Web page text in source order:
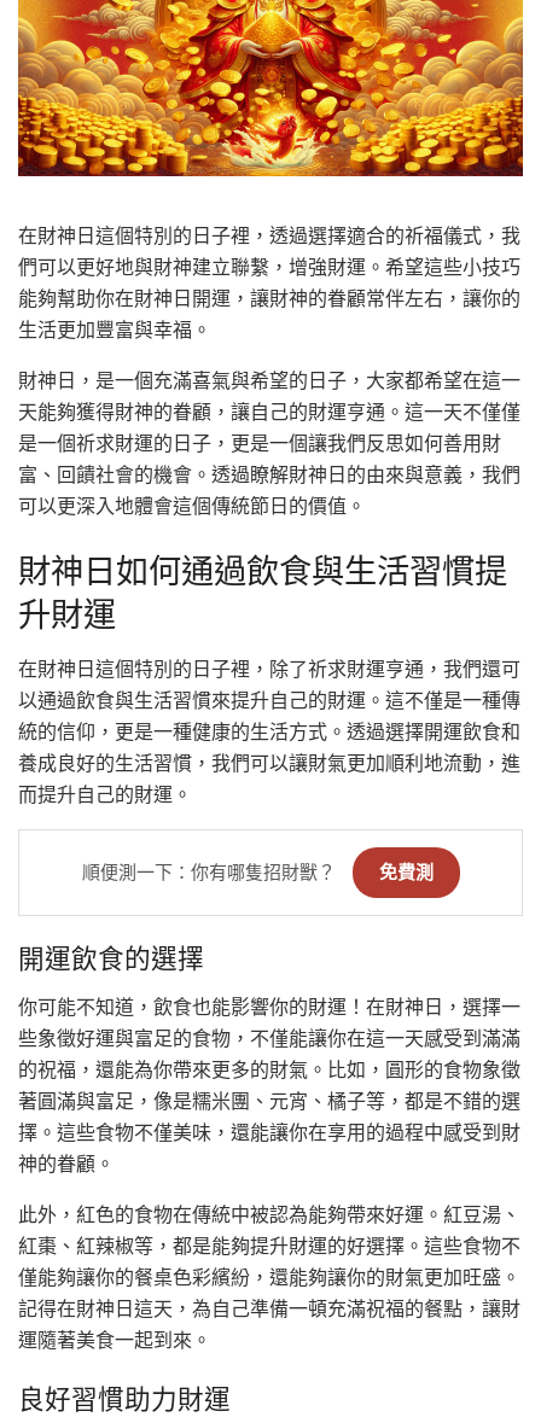
在財神日這個特別的日子裡，透過選擇適合的祈福儀式，我
們可以更好地與財神建立聯繫，增強財運。希望這些小技巧
能夠幫助你在財神日開運，讓財神的眷顧常伴左右，讓你的
生活更加豐富與幸福。
財神日，是一個充滿喜氣與希望的日子，大家都希望在這一
天能夠獲得財神的眷顧，讓自己的財運亨通。這一天不僅僅
是一個祈求財運的日子，更是一個讓我們反思如何善用財
富、回饋社會的機會。透過瞭解財神日的由來與意義，我們
可以更深入地體會這個傳統節日的價值。
財神日如何通過飲食與生活習慣提
升財運
在財神日這個特別的日子裡，除了祈求財運亨通，我們還可
以通過飲食與生活習慣來提升自己的財運。這不僅是一種傳
統的信仰，更是一種健康的生活方式。透過選擇開運飲食和
養成良好的生活習慣，我們可以讓財氣更加順利地流動，進
而提升自己的財運。
順便測一下：你有哪隻招財獸？ 免費測
開運飲食的選擇
你可能不知道，飲食也能影響你的財運！在財神日，選擇一
些象徵好運與富足的食物，不僅能讓你在這一天感受到滿滿
的祝福，還能為你帶來更多的財氣。比如，圓形的食物象徵
著圓滿與富足，像是糯米團、元宵、橘子等，都是不錯的選
擇。這些食物不僅美味，還能讓你在享用的過程中感受到財
神的眷顧。
此外，紅色的食物在傳統中被認為能夠帶來好運。紅豆湯、
紅棗、紅辣椒等，都是能夠提升財運的好選擇。這些食物不
僅能夠讓你的餐桌色彩繽紛，還能夠讓你的財氣更加旺盛。
記得在財神日這天，為自己準備一頓充滿祝福的餐點，讓財
運隨著美食一起到來。
良好習慣助力財運